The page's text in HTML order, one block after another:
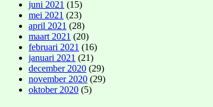
juni 2021 (15)
mei 2021 (23)
april 2021 (28)
maart 2021 (20)
februari 2021 (16)
januari 2021 (21)
december 2020 (29)
november 2020 (29)
oktober 2020 (5)